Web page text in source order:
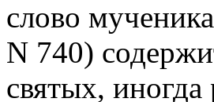
слово
N 740)
святых,